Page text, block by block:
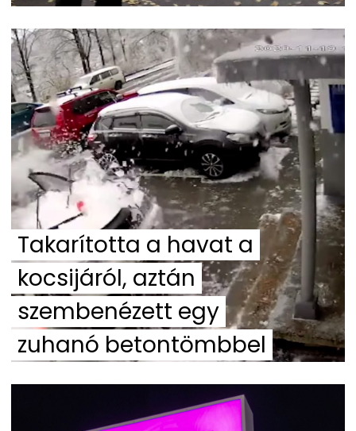
Takarította a havat a
kocsijáról, aztán
szembenézett egy
zuhanó betontömbbel